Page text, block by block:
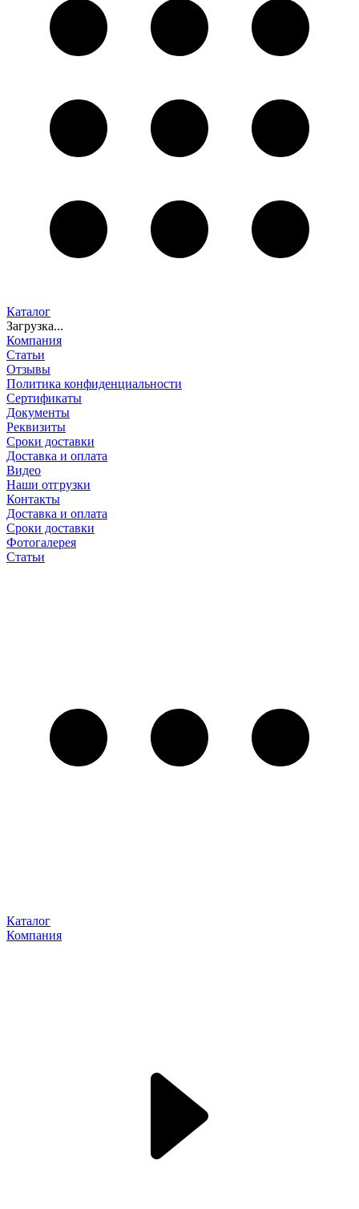
Каталог
Загрузка...
Компания
Статьи
Отзывы
Политика конфиденциальности
Сертификаты
Документы
Реквизиты
Сроки доставки
Доставка и оплата
Видео
Наши отгрузки
Контакты
Доставка и оплата
Сроки доставки
Фотогалерея
Статьи
Каталог
Компания